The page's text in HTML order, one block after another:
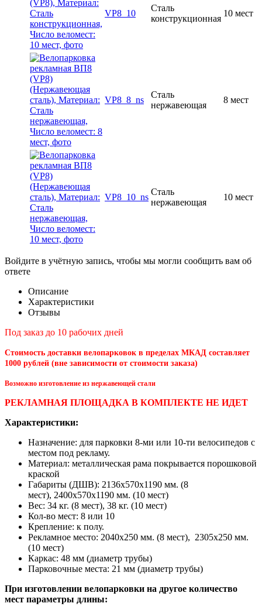
VP8_10
Сталь
конструкционная
10 мест
VP8_8_ns
Сталь
нержавеющая
8 мест
VP8_10_ns
Сталь
нержавеющая
10 мест
Войдите в учётную запись, чтобы мы могли сообщить вам об
ответе
Описание
Характеристики
Отзывы
Под заказ до 10 рабочих дней
Стоимость доставки велопарковок в пределах МКАД составляет
1000 рублей (вне зависимости от стоимости заказа)
Возможно изготовление из нержавеющей стали
РЕКЛАМНАЯ ПЛОЩАДКА В КОМПЛЕКТЕ НЕ ИДЕТ
Характеристики:
Назначение: для парковки 8-ми или 10-ти велосипедов с
местом под рекламу.
Материал: металлическая рама покрывается порошковой
краской
Габариты (ДШВ): 2136x570x1190 мм. (8
мест), 2400x570x1190 мм. (10 мест)
Вес: 34 кг. (8 мест), 38 кг. (10 мест)
Кол-во мест: 8 или 10
Крепление: к полу.
Рекламное место: 2040х250 мм. (8 мест), 2305х250 мм.
(10 мест)
Каркас: 48 мм (диаметр трубы)
Парковочные места: 21 мм (диаметр трубы)
При изготовлении велопарковки на другое количество
мест параметры длины: